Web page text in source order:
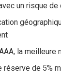
un risque
la meilleure
réserve de 5%